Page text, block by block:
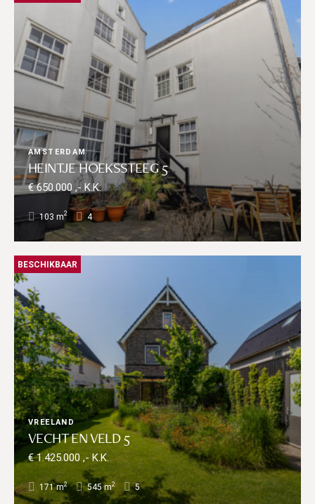
AMSTERDAM
HEINTJE HOEKSSTEEG 5
€ 650.000 ,- K.K.
103 m2 4
BESCHIKBAAR
VREELAND
VECHT EN VELD 5
€ 1.425.000 ,- K.K.
171 m2 545 m2 5